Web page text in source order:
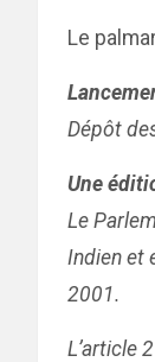
Le
Dépôt
Une
Le
Indien et
2001.
L’article